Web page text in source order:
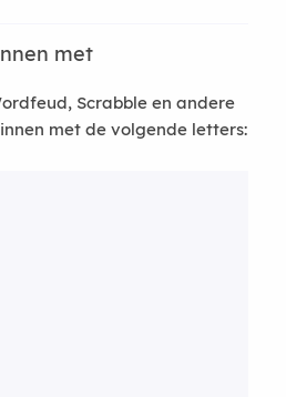
met
Scrabble en andere
met de volgende letters: